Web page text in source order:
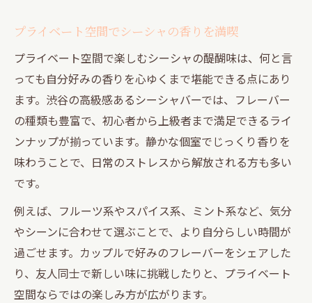
プライベート空間でシーシャの香りを満喫
プライベート空間で楽しむシーシャの醍醐味は、何と言
っても自分好みの香りを心ゆくまで堪能できる点にあり
ます。渋谷の高級感あるシーシャバーでは、フレーバー
の種類も豊富で、初心者から上級者まで満足できるライ
ンナップが揃っています。静かな個室でじっくり香りを
味わうことで、日常のストレスから解放される方も多い
です。
例えば、フルーツ系やスパイス系、ミント系など、気分
やシーンに合わせて選ぶことで、より自分らしい時間が
過ごせます。カップルで好みのフレーバーをシェアした
り、友人同士で新しい味に挑戦したりと、プライベート
空間ならではの楽しみ方が広がります。